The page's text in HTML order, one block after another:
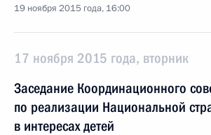
19 ноября 2015 года, 16:00
17 ноября 2015 года, вторник
Заседание Координационного
по реализации Национальной
в интересах детей